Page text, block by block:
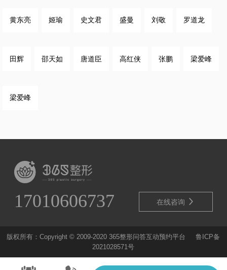
黄东亮 姬瑜 史文君 盛曼 刘敬 罗道龙
田辉 邵天如 唐道臣 高红侠 张鹏 梁爱峰
梁爱峰
17010606737 在线咨询 
版权所有：Copyright © 2009-2020 365整形问答互动预约平台鲁ICP备
2021028571号